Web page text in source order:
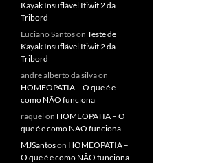
Kayak Insuflável Itiwit 2 da
Tribord
Luciano Santoson Teste de
Kayak Insuflável Itiwit 2 da
Tribord
andre alberto da silvaon
HOMEOPATIA – O que é e
como NÃO funciona
raquel on HOMEOPATIA – O
que é e como NÃO funciona
MJSantoson HOMEOPATIA –
O que é e como NÃO funciona